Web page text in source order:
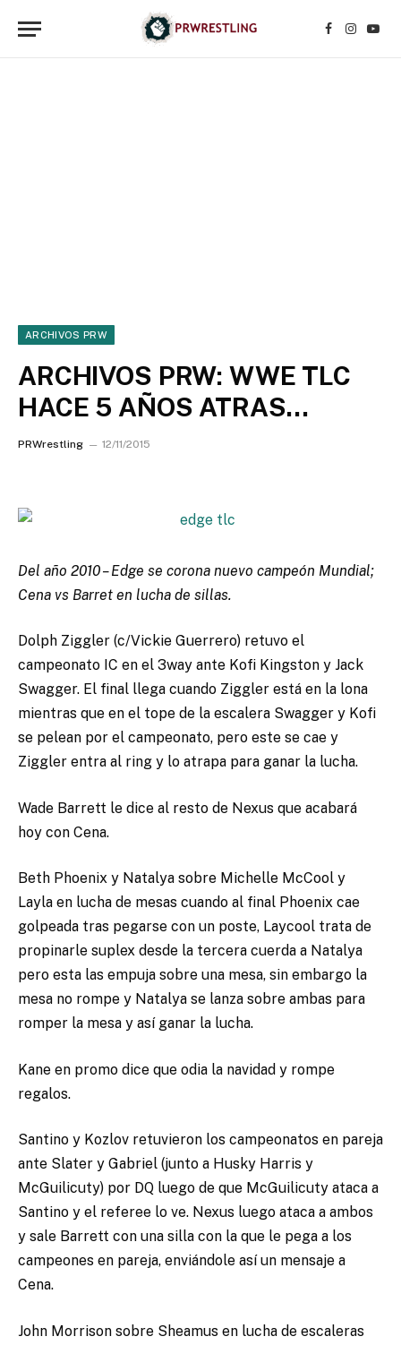
Facebook
ARCHIVOS PRW
ARCHIVOS PRW: WWE TLC
HACE 5 AÑOS ATRAS…
PRWrestling 12/11/2015
Del año 2010 – Edge se corona nuevo campeón Mundial;
Cena vs Barret en lucha de sillas.
Dolph Ziggler (c/Vickie Guerrero) retuvo el
campeonato IC en el 3way ante Kofi Kingston y Jack
Swagger. El final llega cuando Ziggler está en la lona
mientras que en el tope de la escalera Swagger y Kofi
se pelean por el campeonato, pero este se cae y
Ziggler entra al ring y lo atrapa para ganar la lucha.
Wade Barrett le dice al resto de Nexus que acabará
hoy con Cena.
Beth Phoenix y Natalya sobre Michelle McCool y
Layla en lucha de mesas cuando al final Phoenix cae
golpeada tras pegarse con un poste, Laycool trata de
propinarle suplex desde la tercera cuerda a Natalya
pero esta las empuja sobre una mesa, sin embargo la
mesa no rompe y Natalya se lanza sobre ambas para
romper la mesa y así ganar la lucha.
Kane en promo dice que odia la navidad y rompe
regalos.
Santino y Kozlov retuvieron los campeonatos en pareja
ante Slater y Gabriel (junto a Husky Harris y
McGuilicuty) por DQ luego de que McGuilicuty ataca a
Santino y el referee lo ve. Nexus luego ataca a ambos
y sale Barrett con una silla con la que le pega a los
campeones en pareja, enviándole así un mensaje a
Cena.
John Morrison sobre Sheamus en lucha de escaleras